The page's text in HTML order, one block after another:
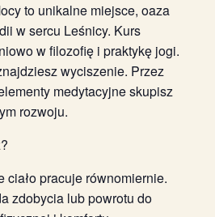
to unikalne miejsce, oaza
w sercu Leśnicy. Kurs
w filozofię i praktykę jogi.
wyciszenie. Przez
medytacyjne skupisz
rozwoju.
ciało pracuje równomiernie.
zdobycia lub powrotu do